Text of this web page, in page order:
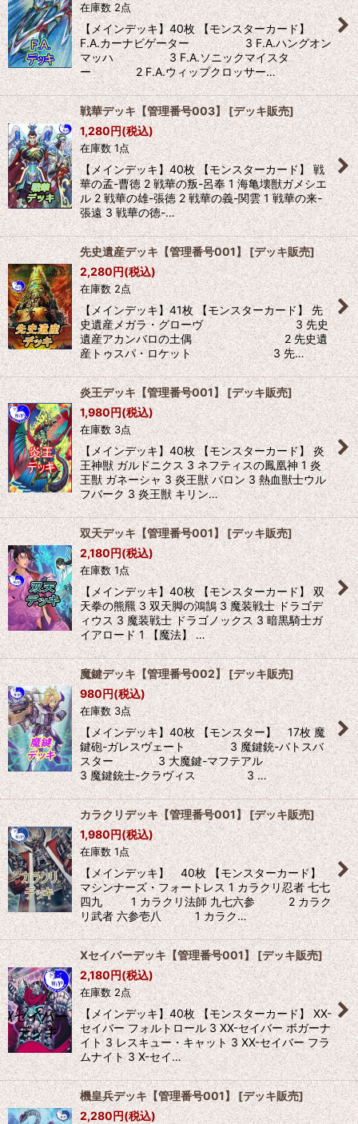
在庫数 2点
【メインデッキ】40枚 【モンスターカード】
F.A.カーナビゲーター 3 F.A.ハングオン
マッハ 3 F.A.ソニックマイスタ
ー 2 F.A.ウィップクロッサー…
戦華デッキ【管理番号003】[デッキ販売]
1,280円(税込)
在庫数 1点
【メインデッキ】40枚 【モンスターカード】 戦
華の孟-曹徳 2 戦華の叛-呂奉 1 海亀壊獣ガメシエ
ル 2 戦華の雄-張徳 2 戦華の義-関雲 1 戦華の来-
張遠 3 戦華の徳-…
先史遺産デッキ【管理番号001】 [デッキ販売]
2,280円(税込)
在庫数 2点
【メインデッキ】41枚 【モンスターカード】 先
史遺産メガラ・グローヴ 3 先史
遺産アカンバロの土偶 2 先史遺
産トゥスパ・ロケット 3 先…
炎王デッキ【管理番号001】[デッキ販売]
1,980円(税込)
在庫数 3点
【メインデッキ】40枚 【モンスターカード】 炎
王神獣 ガルドニクス 3 ネフティスの鳳凰神 1 炎
王獣 ガネーシャ 3 炎王獣 バロン 3 熱血獣士ウル
フバーク 3 炎王獣 キリン…
双天デッキ【管理番号001】 [デッキ販売]
2,180円(税込)
在庫数 1点
【メインデッキ】40枚 【モンスターカード】 双
天拳の熊羆 3 双天脚の鴻鵠 3 魔装戦士 ドラゴデ
ィウス 3 魔装戦士 ドラゴノックス 3 暗黒騎士ガ
イアロード 1 【魔法】 …
魔鍵デッキ【管理番号002】 [デッキ販売]
980円(税込)
在庫数 3点
【メインデッキ】40枚 【モンスター】 17枚 魔
鍵砲-ガレスヴェート 3 魔鍵銃-バトスバ
スター 3 大魔鍵-マフテアル
3 魔鍵銃士-クラヴィス 3 …
カラクリデッキ【管理番号001】[デッキ販売]
1,980円(税込)
在庫数 1点
【メインデッキ】 40枚 【モンスターカード】
マシンナーズ・フォートレス 1 カラクリ忍者 七七
四九 1 カラクリ法師 九七六参 2 カラク
リ武者 六参壱八 1 カラク…
Xセイバーデッキ【管理番号001】[デッキ販売]
2,180円(税込)
在庫数 2点
【メインデッキ】40枚 【モンスターカード】 XX-
セイバー フォルトロール 3 XX-セイバー ボガーナ
イト 3 レスキュー・キャット 3 XX-セイバー フラ
ムナイト 3 X-セイ…
機皇兵デッキ【管理番号001】[デッキ販売]
2,280円(税込)